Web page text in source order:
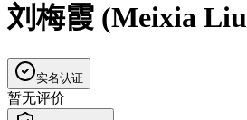
刘梅霞 (Meixia Liu
实名认证
暂无评价